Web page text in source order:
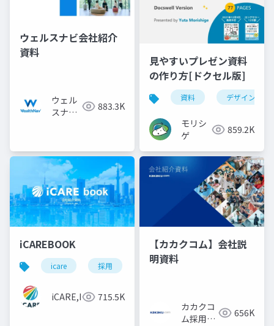
ウェルスナビ会社紹介
資料
ウェル
スナビ
883.3K
見やすいプレゼン資料
の作り方[ドクセル版]
資料 デザイン
モリシ
ゲ
859.2K
iCAREBOOK
icare 採用 カルチャーデック
iCARE,Inc 715.5K
【カカクコム】会社説
明資料
カカクコ
ム採用担
656K